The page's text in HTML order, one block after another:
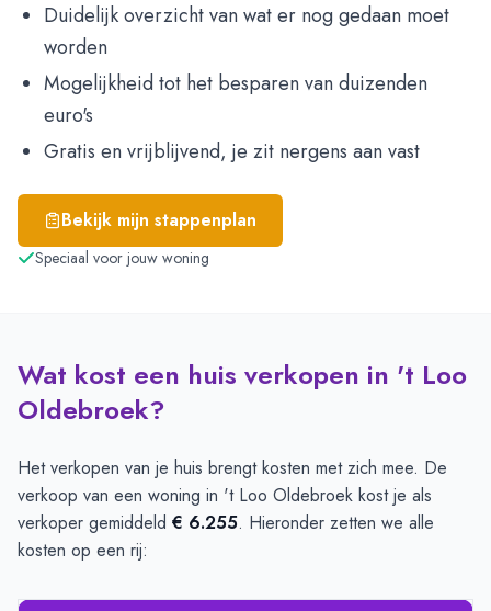
Duidelijk overzicht van wat er nog gedaan moet
worden
Mogelijkheid tot het besparen van duizenden
euro's
Gratis en vrijblijvend, je zit nergens aan vast
Bekijk mijn stappenplan
Speciaal voor jouw woning
Wat kost een huis verkopen in 't Loo
Oldebroek?
Het verkopen van je huis brengt kosten met zich mee. De
verkoop van een woning in 't Loo Oldebroek kost je als
verkoper gemiddeld € 6.255. Hieronder zetten we alle
kosten op een rij: